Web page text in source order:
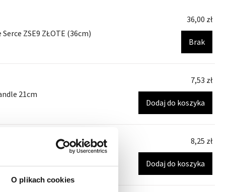
O plikach cookies
ZSE9 ZŁOTE (36cm)
36,00 zł
Brak
21cm
7,53 zł
Dodaj do koszyka
8,25 zł
Dodaj do koszyka